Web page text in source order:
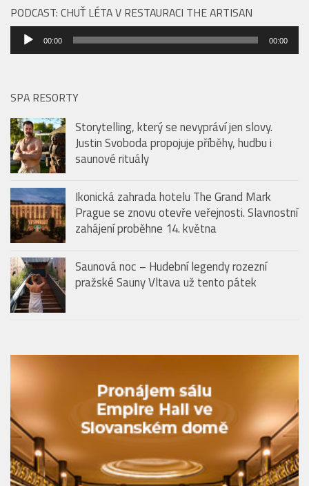
PODCAST: CHUŤ LÉTA V RESTAURACI THE ARTISAN
Audio
přehrávač
00:00 00:00
SPA RESORTY
Storytelling, který se nevypráví jen slovy.
Justin Svoboda propojuje příběhy, hudbu i
saunové rituály
Ikonická zahrada hotelu The Grand Mark
Prague se znovu otevře veřejnosti. Slavnostní
zahájení proběhne 14. května
Saunová noc – Hudební legendy rozezní
pražské Sauny Vltava už tento pátek